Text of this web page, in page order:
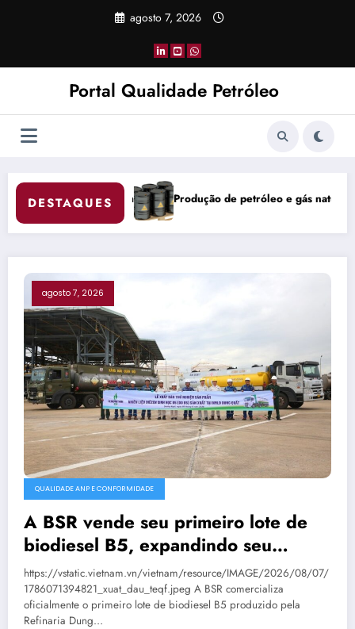
agosto 7, 2026
Portal Qualidade Petróleo
DESTAQUES
e gás natural do Brasil atinge 5,842 milhões de boe/d em
China Coke
agosto 7, 2026
QUALIDADE ANP E CONFORMIDADE
A BSR vende seu primeiro lote de
biodiesel B5, expandindo seu
mercado de combustíveis ecológicos.
https://vstatic.vietnam.vn/vietnam/resource/IMAGE/2026/08/07/
1786071394821_xuat_dau_teqf.jpeg A BSR comercializa
oficialmente o primeiro lote de biodiesel B5 produzido pela
Refinaria Dung…